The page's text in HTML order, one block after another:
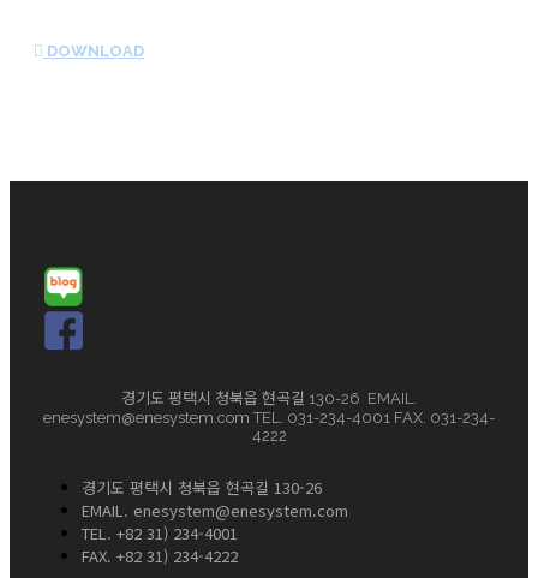
DOWNLOAD
경기도 평택시 청북읍 현곡길 130-26 EMAIL.
enesystem@enesystem.com TEL. 031-234-4001 FAX. 031-234-
4222
경기도 평택시 청북읍 현곡길 130-26
EMAIL. enesystem@enesystem.com
TEL. +82 31) 234-4001
FAX. +82 31) 234-4222